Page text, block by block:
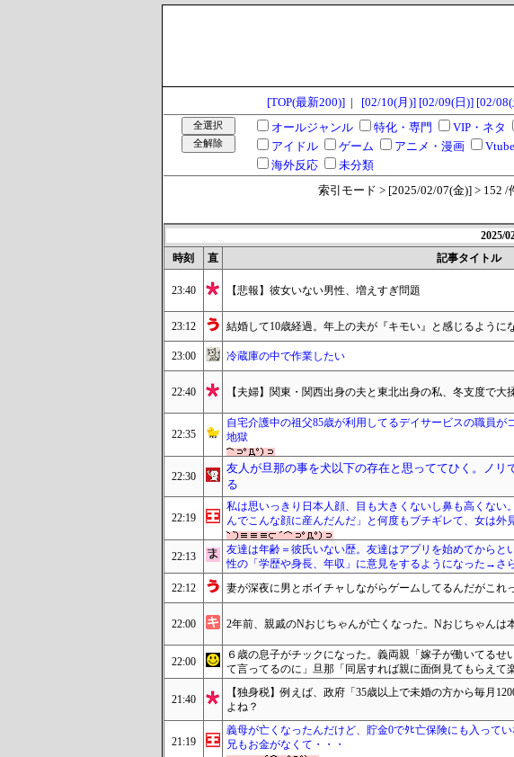
[TOP(最新200)]| [02/10(月)] [02/09(日)] [02/
オールジャンル
特化・専門 VIP・ネタ
アイドル
ゲーム アニメ・漫画 Vtube
海外反応
未分類
索引モード > [2025/02/07(金)] > 152 /
2025/
時刻
直 記事タイトル
23:40 【悲報】彼女いない男性、増えすぎ問題
23:12 結婚して10歳経過。年上の夫が『キモい』と感じるように
23:00 冷蔵庫の中で作業したい
22:40 【夫婦】関東・関西出身の夫と東北出身の私、冬支度で
22:35
自宅介護中の祖父85歳が利用してるデイサービスの職員
地獄
22:30
友人が旦那の事を犬以下の存在と思っててひく。ノリ
る
22:19
私は思いっきり日本人顔、目も大きくないし鼻も高くない
んでこんな顔に産んだんだ」と何度もブチギレて、女は外
22:13
友達は年齢＝彼氏いない歴。友達はアプリを始めてからと
性の「学歴や身長、年収」に意見をするようになった→さ
22:12 妻が深夜に男とボイチャしながらゲームしてるんだがこれ
22:00 2年前、親戚のNおじちゃんが亡くなった。Nおじちゃんは
22:00
６歳の息子がチックになった。義両親「嫁子が働いてる
て言ってるのに」旦那「同居すれば親に面倒見てもらえて
21:40
【独身税】例えば、政府「35歳以上で未婚の方から毎月
よね？
21:19
義母が亡くなったんだけど、貯金0でﾀﾋ亡保険にも入って
兄もお金がなくて・・・